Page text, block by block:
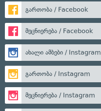
გართობა / Facebook
მეცნიერება / Facebook
ახალი ამბები / Instagram
გართობა / Instagram
მეცნიერება / Instagram